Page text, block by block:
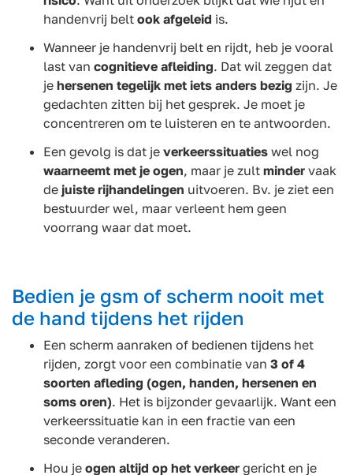
handenvrij belt ook afgeleid is.
Wanneer je handenvrij belt en rijdt, heb je vooral
last van cognitieve afleiding. Dat wil zeggen dat
je hersenen tegelijk met iets anders bezig zijn. Je
gedachten zitten bij het gesprek. Je moet je
concentreren om te luisteren en te antwoorden.
Een gevolg is dat je verkeerssituaties wel nog
waarneemt met je ogen, maar je zult minder vaak
de juiste rijhandelingen uitvoeren. Bv. je ziet een
bestuurder wel, maar verleent hem geen
voorrang waar dat moet.
Bedien je gsm of scherm nooit met
de hand tijdens het rijden
Een scherm aanraken of bedienen tijdens het
rijden, zorgt voor een combinatie van 3 of 4
soorten afleding (ogen, handen, hersenen en
soms oren). Het is bijzonder gevaarlijk. Want een
verkeerssituatie kan in een fractie van een
seconde veranderen.
Hou je ogen altijd op het verkeer gericht en je